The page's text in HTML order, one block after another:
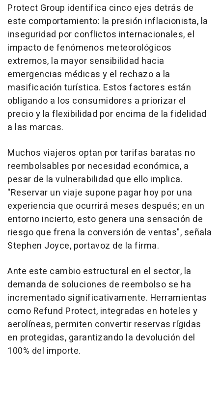
Protect Group identifica cinco ejes detrás de
este comportamiento: la presión inflacionista, la
inseguridad por conflictos internacionales, el
impacto de fenómenos meteorológicos
extremos, la mayor sensibilidad hacia
emergencias médicas y el rechazo a la
masificación turística. Estos factores están
obligando a los consumidores a priorizar el
precio y la flexibilidad por encima de la fidelidad
a las marcas.
Muchos viajeros optan por tarifas baratas no
reembolsables por necesidad económica, a
pesar de la vulnerabilidad que ello implica.
"Reservar un viaje supone pagar hoy por una
experiencia que ocurrirá meses después; en un
entorno incierto, esto genera una sensación de
riesgo que frena la conversión de ventas", señala
Stephen Joyce, portavoz de la firma.
Ante este cambio estructural en el sector, la
demanda de soluciones de reembolso se ha
incrementado significativamente. Herramientas
como Refund Protect, integradas en hoteles y
aerolíneas, permiten convertir reservas rígidas
en protegidas, garantizando la devolución del
100% del importe.